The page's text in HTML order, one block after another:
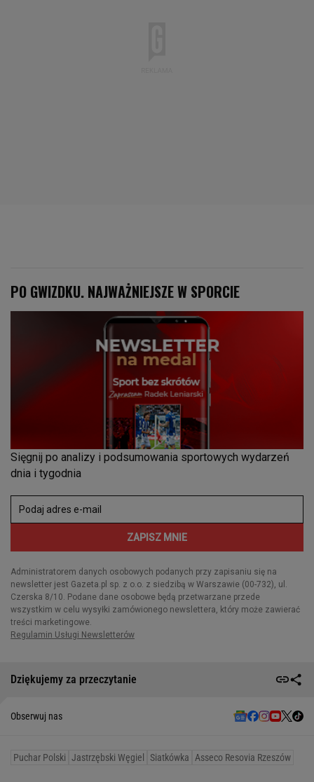
Dziękujemy za przeczytanie
Obserwuj nas
Puchar Polski Jastrzębski Węgiel Siatkówka Asseco Resovia Rzeszów